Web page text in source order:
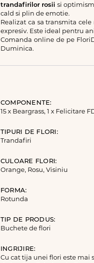
trandafirilor rosii si
cald si plin de emotie.
Realizat ca sa transmita
expresiv. Este ideal pentru
Comanda online de pe
Duminica.
COMPONENTE:
15 x Beargrass, 1 x Felicitare
TIPURI DE FLORI:
Trandafiri
CULOARE FLORI:
Orange, Rosu, Visiniu
FORMA:
Rotunda
TIP DE PRODUS:
Buchete de flori
INGRIJIRE:
Cu cat tija unei flori este mai